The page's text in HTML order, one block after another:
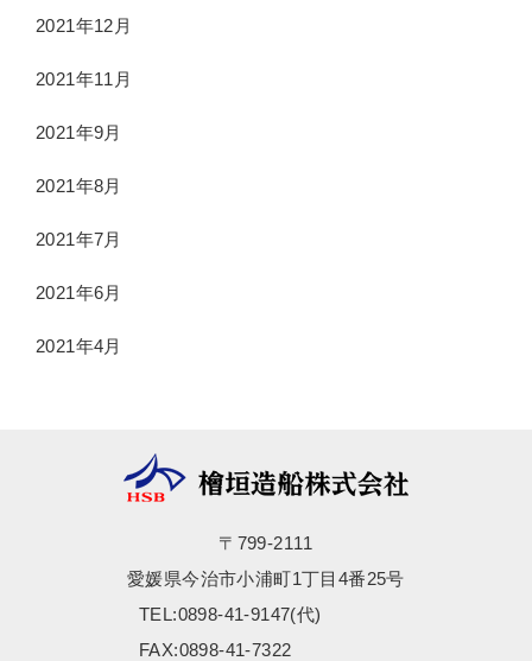
2021年12月
2021年11月
2021年9月
2021年8月
2021年7月
2021年6月
2021年4月
〒799-2111
愛媛県今治市小浦町1丁目4番25号
TEL:0898-41-9147(代)
FAX:0898-41-7322